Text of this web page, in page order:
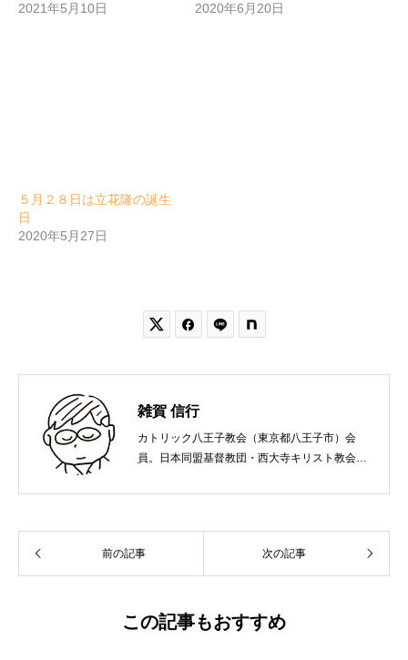
2021年5月10日
2020年6月20日
５月２８日は立花隆の誕生
日
2020年5月27日
 
雑賀 信行
カトリック八王子教会（東京都八王子市）会
員。日本同盟基督教団・西大寺キリスト教会
れ。関西学院大学社会学部卒業。９０年代、い
て、雜賀編集工房として独立。
前の記事 次の記事
この記事もおすすめ